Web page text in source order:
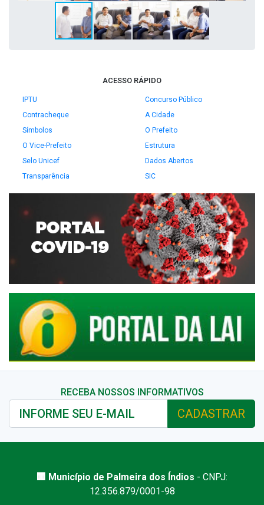
ACESSO RÁPIDO
IPTU
Concurso Público
Contracheque
A Cidade
Símbolos
O Prefeito
O Vice-Prefeito
Estrutura
Selo Unicef
Dados Abertos
Transparência
SIC
RECEBA NOSSOS INFORMATIVOS
CADASTRAR
🏢 Município de Palmeira dos Índios - CNPJ:
12.356.879/0001-98